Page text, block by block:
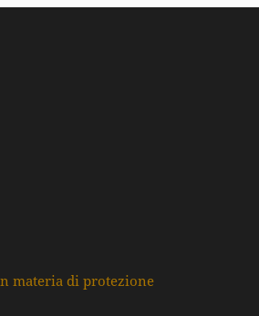
materia di protezione